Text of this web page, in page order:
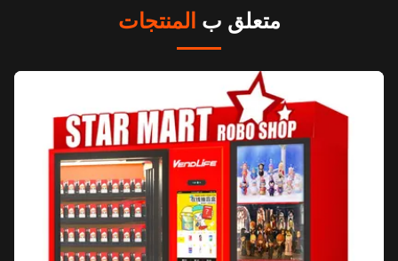
متعلق ب المنتجات